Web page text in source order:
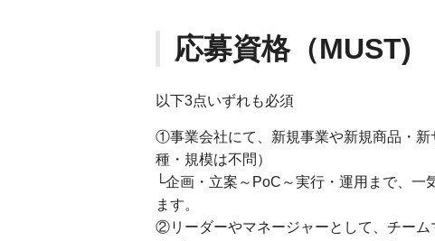
応募資格（MUST)
以下3点いずれも必須
①事業会社にて、新規事業や新規商品・
種・規模は不問）
└企画・立案～PoC～実行・運用まで、
ます。
②リーダーやマネージャーとして、チーム